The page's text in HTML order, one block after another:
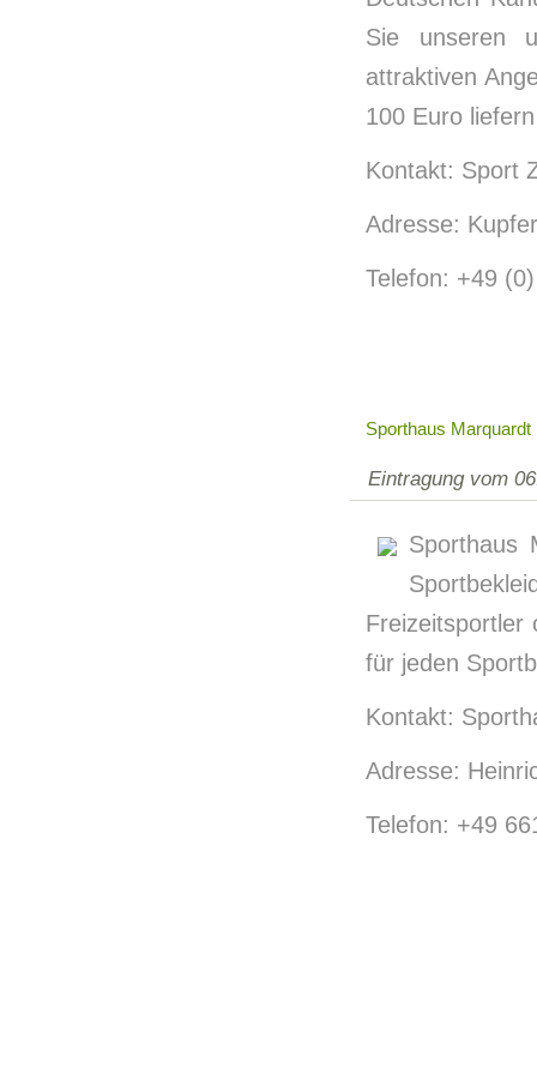
Sie unseren
attraktiven
100 Euro
Kontakt: Sport
Adresse:
Telefon: +49
Sporthaus Marquardt
Eintragung vom
Sporthaus
Freizeitsportler
für jeden
Kontakt:
Adresse:
Telefon: +49